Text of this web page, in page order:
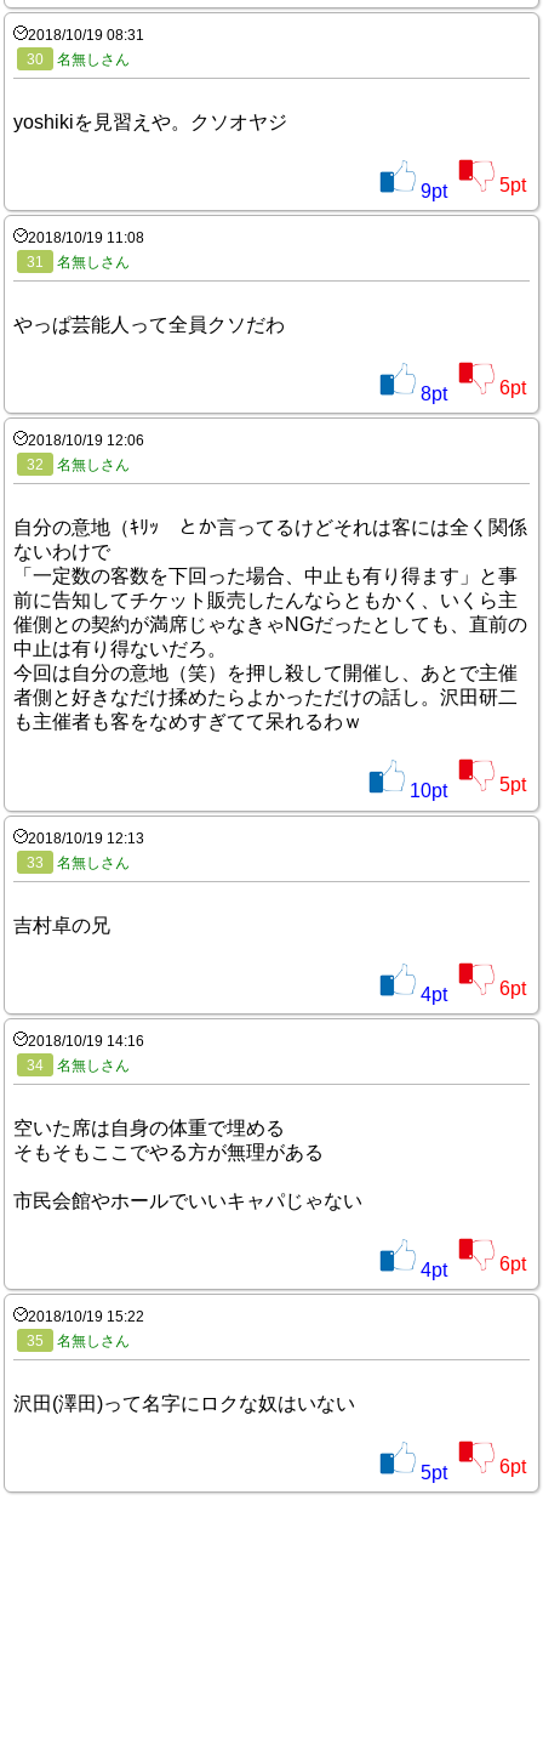
2018/10/19 08:31
30
名無しさん
yoshikiを見習えや。クソオヤジ
9pt 5pt
2018/10/19 11:08
31
名無しさん
やっぱ芸能人って全員クソだわ
8pt 6pt
2018/10/19 12:06
32
名無しさん
自分の意地（ｷﾘｯ とか言ってるけどそれは客には全く関係
ないわけで
「一定数の客数を下回った場合、中止も有り得ます」と事
前に告知してチケット販売したんならともかく、いくら主
催側との契約が満席じゃなきゃNGだったとしても、直前の
中止は有り得ないだろ。
今回は自分の意地（笑）を押し殺して開催し、あとで主催
者側と好きなだけ揉めたらよかっただけの話し。沢田研二
も主催者も客をなめすぎてて呆れるわｗ
10pt 5pt
2018/10/19 12:13
33
名無しさん
吉村卓の兄
4pt 6pt
2018/10/19 14:16
34
名無しさん
空いた席は自身の体重で埋める
そもそもここでやる方が無理がある
市民会館やホールでいいキャパじゃない
4pt 6pt
2018/10/19 15:22
35
名無しさん
沢田(澤田)って名字にロクな奴はいない
5pt 6pt